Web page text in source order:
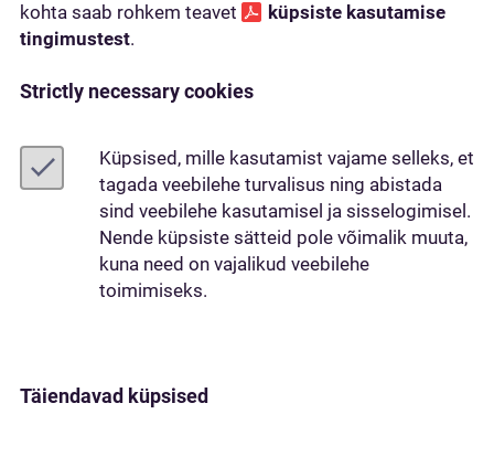
kohta saab rohkem teavet
küpsiste kasutamise
tingimustest.
Strictly necessary cookies
Küpsised, mille kasutamist vajame selleks, et
tagada veebilehe turvalisus ning abistada
sind veebilehe kasutamisel ja sisselogimisel.
Nende küpsiste sätteid pole võimalik muuta,
kuna need on vajalikud veebilehe
toimimiseks.
Täiendavad küpsised